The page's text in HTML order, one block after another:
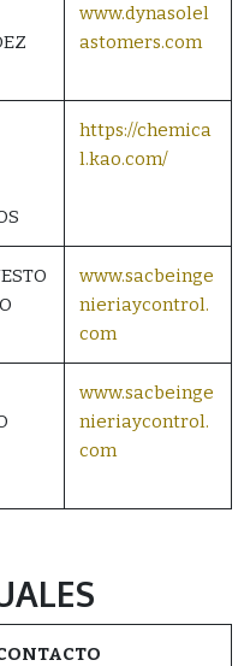
www.dynasolel
astomers.com
https://chemica
l.kao.com/
www.sacbeinge
nieriaycontrol.
com
www.sacbeinge
nieriaycontrol.
com